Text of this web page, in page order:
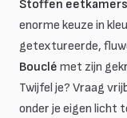
Stoffen
enorme keuze in
getextureerde,
Bouclé met zijn
Twijfel je? Vraag
onder je eigen licht